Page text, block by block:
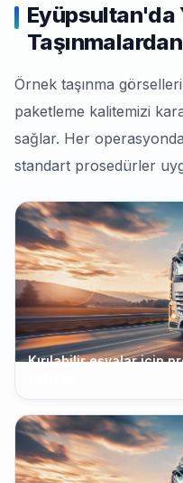
Eyüpsultan'da
Örnek taşınma
paketleme kalitemizi
sağlar. Her
standart prosedürler
Kırılabilir eşyalar için